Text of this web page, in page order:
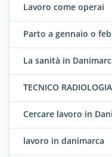
Lavoro come operai
Parto a gennaio o
La sanità in
TECNICO
Cercare lavoro in
lavoro in danimarca